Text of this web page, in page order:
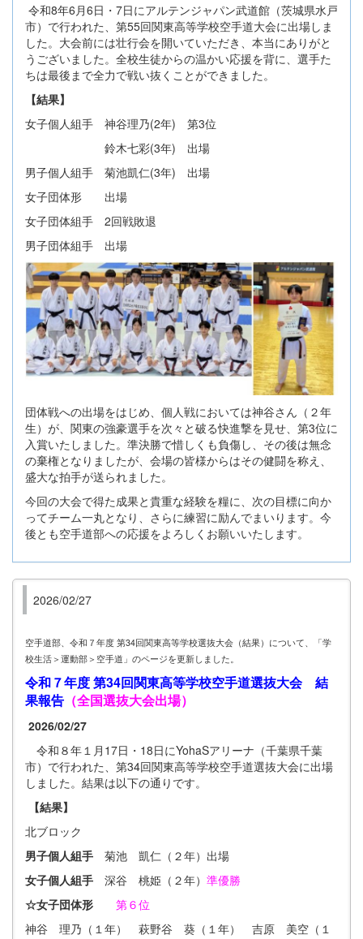
令和8年6月6日・7日にアルテンジャパン武道館（茨城県水戸
市）で行われた、第55回関東高等学校空手道大会に出場しま
した。大会前には壮行会を開いていただき、本当にありがと
うございました。全校生徒からの温かい応援を背に、選手た
ちは最後まで全力で戦い抜くことができました。
【結果】
女子個人組手 神谷理乃(2年) 第3位
鈴木七彩(3年) 出場
男子個人組手 菊池凱仁(3年) 出場
女子団体形 出場
女子団体組手 2回戦敗退
男子団体組手 出場
団体戦への出場をはじめ、個人戦においては神谷さん（２年
生）が、関東の強豪選手を次々と破る快進撃を見せ、第3位に
入賞いたしました。準決勝で惜しくも負傷し、その後は無念
の棄権となりましたが、会場の皆様からはその健闘を称え、
盛大な拍手が送られました。
今回の大会で得た成果と貴重な経験を糧に、次の目標に向か
ってチーム一丸となり、さらに練習に励んでまいります。今
後とも空手道部への応援をよろしくお願いいたします。
2026/02/27
空手道部、令和７年度 第34回関東高等学校選抜大会（結果）について、「学
校生活＞運動部＞空手道」のページを更新しました。
令和７年度 第34回関東高等学校空手道選抜大会 結
果報告 （全国選抜大会出場）
2026/02/27
令和８年１月17日・18日にYohaSアリーナ（千葉県千葉
市）で行われた、第34回関東高等学校空手道選抜大会に出場
しました。結果は以下の通りです。
【結果】
北ブロック
男子個人組手 菊池 凱仁（２年）出場
女子個人組手 深谷 桃姫（２年） 準優勝
☆女子団体形
第６位
神谷 理乃（１年） 萩野谷 葵（１年） 吉原 美空（１